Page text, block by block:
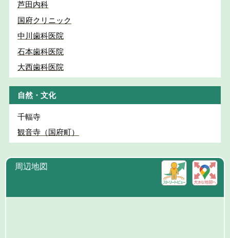
芦田内科
国府クリニック
中川歯科医院
石本歯科医院
大西歯科医院
自然・文化
千輻寺
観音寺（国府町）
周辺地図